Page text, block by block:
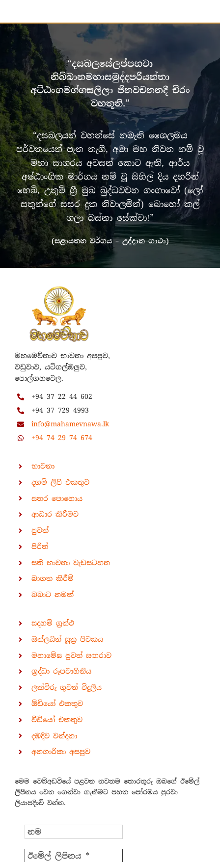
“දසබලසේලප්පභවා
නිබ්බානමහාසමුද්දපරියන්තා
අට්ඨංගමග්ගසලිලා ජිනවචනනදී චිරං
වහතූති.”
“දසබලයන් වහන්සේ නමැති ශෛලමය
පර්වතයෙන් පැන නැගී, අමා මහ නිවන නම් වූ
මහා සාගරය අවසන් කොට ඇති, ආර්ය
අෂ්ඨාංගික මාර්ගය නම් වූ සිහිල් දිය දහරින්
හෙබි, උතුම් ශ්‍රී මුඛ බුද්ධවචන ගංගාවෝ (ලෝ
සතුන්ගේ සසර දුක නිවාලමින්) බොහෝ කල්
ගලා බස්නා සේක්වා!”
(සළායතන වර්ගය – උද්දාන ගාථා)
මහමෙව්නාව භාවනා අසපුව,
වඩුවාව, යටිගල්ඔලුව,
පොල්ගහවෙල.
+94 37 22 44 602
+94 37 729 4993
info@mahamevnawa.lk
+94 74 29 74 674
භාවනා
දහම් ලිපි එකතුව
සතර පොහොය
ආධාර කිරීමට
පුවත්
පිරිත්
සති භාවනා වැඩසටහන
බාගත කිරීම්
බබාට නමක්
සදහම් ග්‍රන්ථ
ඔන්ලයින් සූත්‍ර පිටකය
මහාමේඝ පුවත් සඟරාව
ශ්‍රද්ධා රූපවාහිනිය
ලක්විරු ගුවන් විදුලිය
ඕඩියෝ එකතුව
වීඩියෝ එකතුව
දඹදිව වන්දනා
අනගාරිකා අසපුව
මෙම වෙබ්අඩවියේ පළවන නවතම තොරතුරු ඔබගේ ඊමේල්
ලිපිනය වෙත ගෙන්වා ගැනීමට පහත පෝරමය පුරවා
ලියාපදිංචි වන්න.